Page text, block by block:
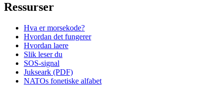
Ressurser
Hva er morsekode?
Hvordan det fungerer
Hvordan laere
Slik leser du
SOS-signal
Jukseark (PDF)
NATOs fonetiske alfabet